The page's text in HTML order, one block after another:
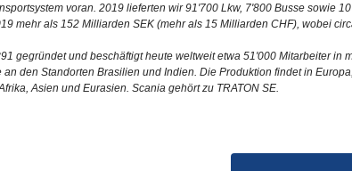
voran. 2019 lieferten wir 91'700 Lkw, 7'800 Busse sowie
mehr als 152 Milliarden SEK (mehr als 15 Milliarden CHF), wobei
gegründet und beschäftigt heute weltweit etwa 51'000 Mitarbeiter in
an den Standorten Brasilien und Indien. Die Produktion findet in
Asien und Eurasien. Scania gehört zu TRATON SE.